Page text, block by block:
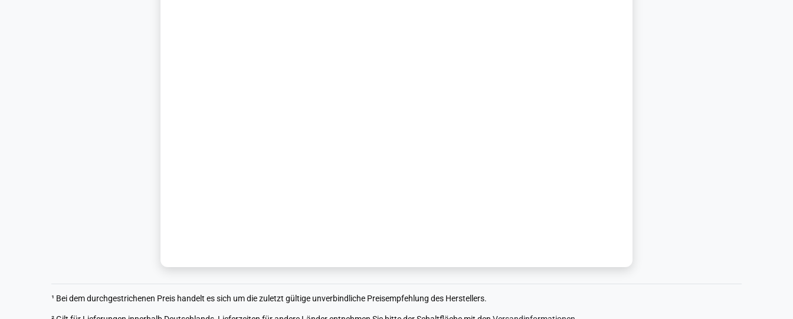
¹ Bei dem durchgestrichenen Preis handelt es sich um die zuletzt gültige unverbindliche Preisempfehlung des Herstellers.